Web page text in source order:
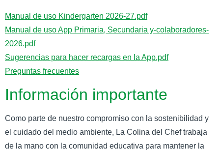
Manual de uso Kindergarten 2026-27.pdf
Manual de uso App Primaria, Secundaria y-colaboradores-
2026.pdf
Sugerencias para hacer recargas en la App.pdf
Preguntas frecuentes
Información importante
Como parte de nuestro compromiso con la sostenibilidad y
el cuidado del medio ambiente, La Colina del Chef trabaja
de la mano con la comunidad educativa para mantener la